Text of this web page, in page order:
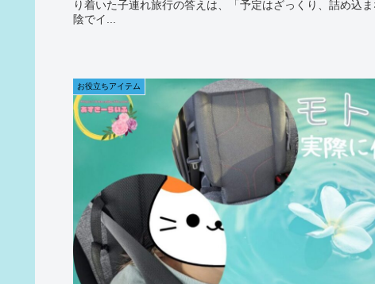
り着いた子連れ旅行の答えは、「予定はざっくり、詰め込
陰でイ...
お役立ちアイテム